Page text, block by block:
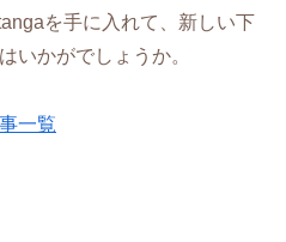
を手に入れて、新しい下
いかがでしょうか。
一覧